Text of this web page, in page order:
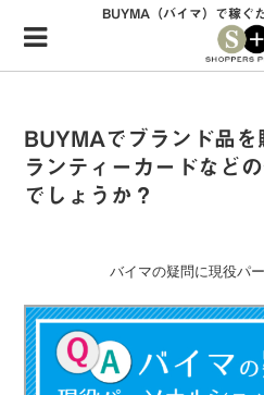
Menu
HOME
34歳独身OLバイマ実践記
ファッショントレンドを発信！SP
BUYMAで人気のブランド
BUYMAの売れ筋商品
BUYMA（バイマ）で稼ぐ
BUYMAでブランド品を
ランティーカードなど
でしょうか？
バイマの疑問に現役パ